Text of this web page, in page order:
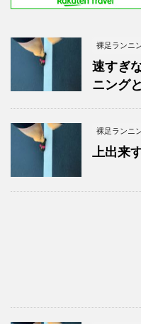
裸足ランニ
速すぎ
ニング
裸足ランニ
上出来